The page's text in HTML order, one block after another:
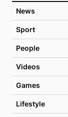
News
Sport
People
Videos
Games
Lifestyle